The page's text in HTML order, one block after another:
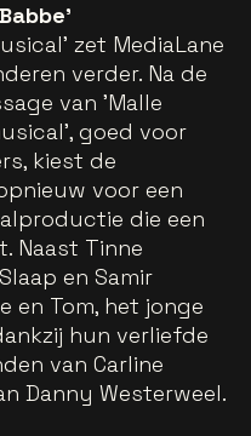
zet MediaLane
verder. Na de
van 'Malle
goed voor
kiest de
voor een
die een
Naast Tinne
en Samir
en Tom, het jonge
hun verliefde
van Carline
Danny Westerweel.